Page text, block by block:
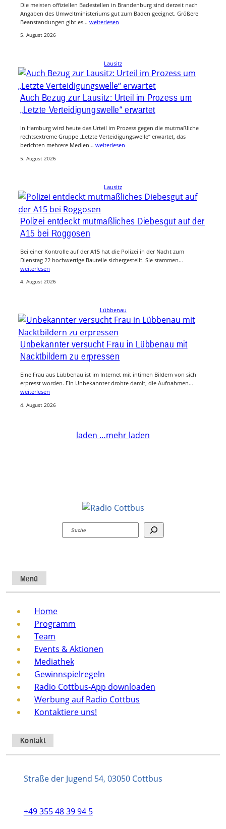
Die meisten offiziellen Badestellen in Brandenburg sind derzeit nach
Angaben des Umweltministeriums gut zum Baden geeignet. Größere
Beanstandungen gibt es… weiterlesen
5. August 2026
Lausitz
Auch Bezug zur Lausitz: Urteil im Prozess um
„Letzte Verteidigungswelle“ erwartet
In Hamburg wird heute das Urteil im Prozess gegen die mutmaßliche
rechtsextreme Gruppe „Letzte Verteidigungswelle“ erwartet, das
berichten mehrere Medien… weiterlesen
5. August 2026
Lausitz
Polizei entdeckt mutmaßliches Diebesgut auf der
A15 bei Roggosen
Bei einer Kontrolle auf der A15 hat die Polizei in der Nacht zum
Dienstag 22 hochwertige Bauteile sichergestellt. Sie stammen…
weiterlesen
4. August 2026
Lübbenau
Unbekannter versucht Frau in Lübbenau mit
Nacktbildern zu erpressen
Eine Frau aus Lübbenau ist im Internet mit intimen Bildern von sich
erpresst worden. Ein Unbekannter drohte damit, die Aufnahmen…
weiterlesen
4. August 2026
laden …mehr laden
Suchen
Menü
Home
Programm
Team
Events & Aktionen
Mediathek
Gewinnspielregeln
Radio Cottbus-App downloaden
Werbung auf Radio Cottbus
Kontaktiere uns!
Kontakt
Straße der Jugend 54, 03050 Cottbus
+49 355 48 39 94 5